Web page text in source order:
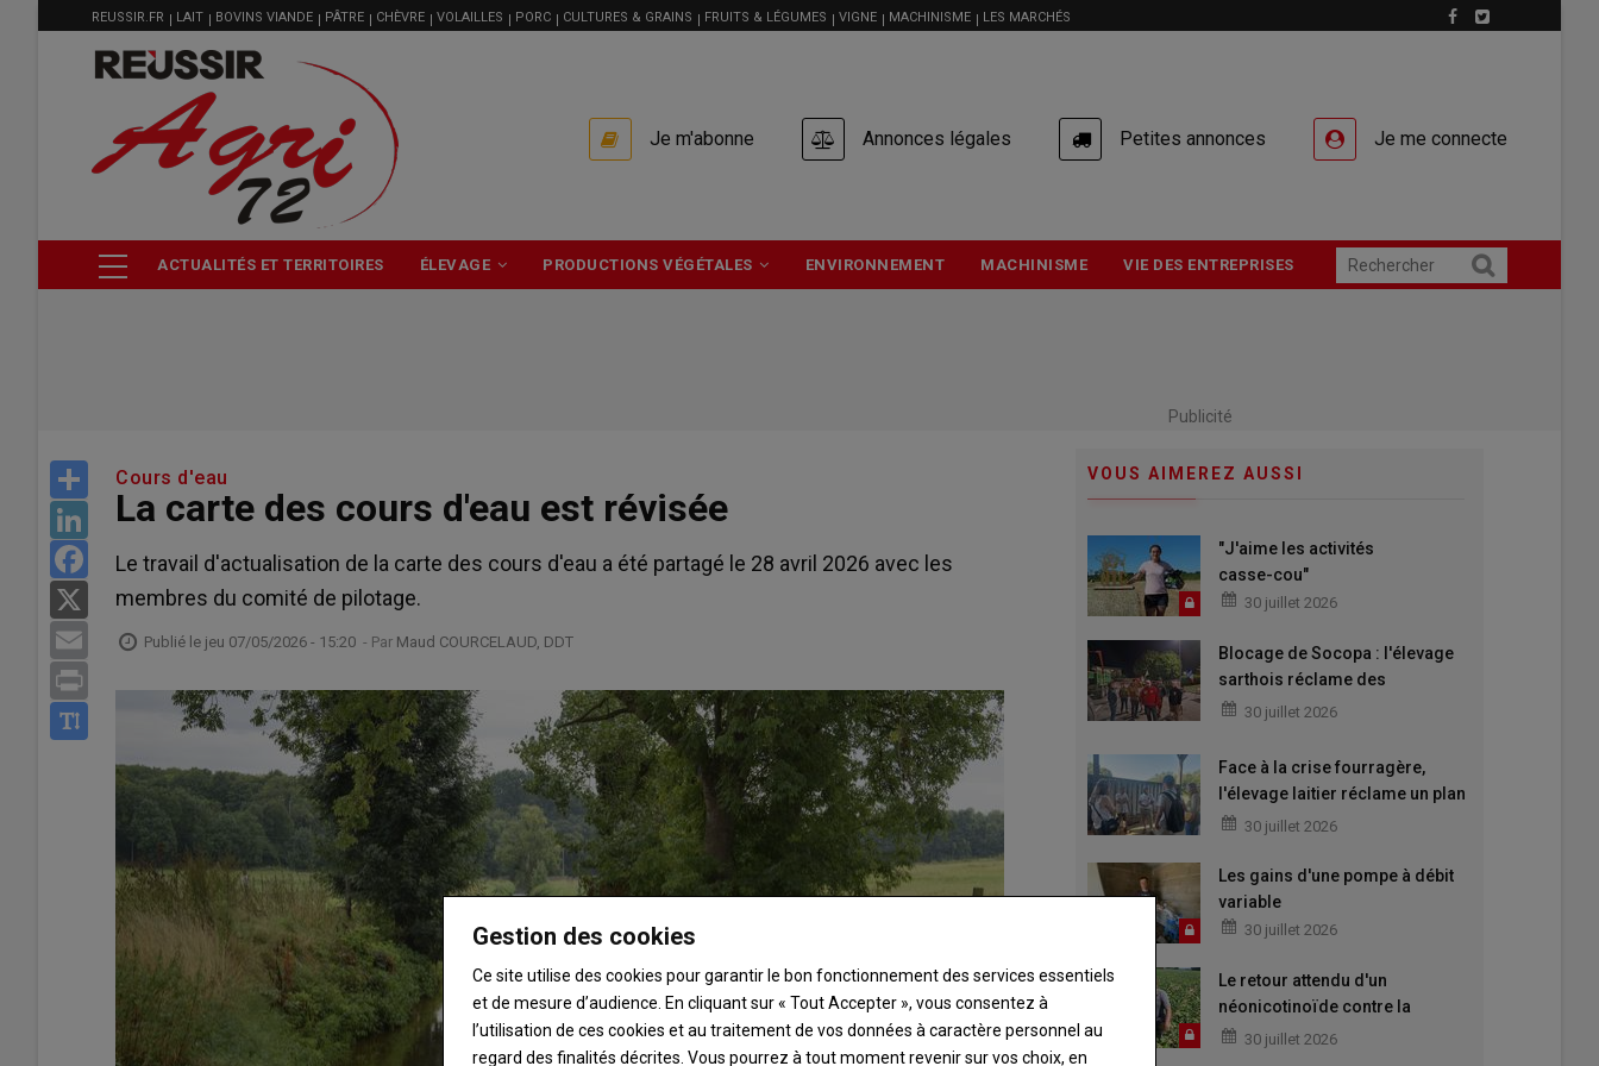
MENU
FILIÈRE
REUSSIR.FR LAIT BOVINS VIANDE PÂTRE CHÈVRE VOLAILLES PORC CULTURES & GRAINS FRUITS & LÉGUMES VIGNE MACHINISME LES MARCHÉS
USER
ACCOUNT
MENU
Je m'abonne Annonces légales Petites annonces Je me connecte
PRINCIPALEACTUALITÉS ET TERRITOIRES ÉLEVAGE PRODUCTIONS VÉGÉTALES ENVIRONNEMENT MACHINISME VIE DES ENTREPRISES
Publicité
Share
LinkedIn
Facebook
Email
Cours d'eau
La carte des cours d'eau est révisée
Le travail d'actualisation de la carte des cours d'eau a été partagé le 28 avril 2026 avec les
membres du comité de pilotage.
Publié le jeu 07/05/2026 - 15:20 - Par Maud COURCELAUD, DDT
VOUS AIMEREZ AUSSI
"J'aime les activités
casse-cou"
30 juillet 2026
Blocage de Socopa : l'élevage
sarthois réclame des
perspectives
30 juillet 2026
Face à la crise fourragère,
l'élevage laitier réclame un plan
d'urgence
30 juillet 2026
Les gains d'une pompe à débit
variable
30 juillet 2026
Le retour attendu d'un
néonicotinoïde contre la
jaunisse
30 juillet 2026
Gestion des cookies
Ce site utilise des cookies pour garantir le bon fonctionnement des services essentiels
et de mesure d’audience. En cliquant sur « Tout Accepter », vous consentez à
l’utilisation de ces cookies et au traitement de vos données à caractère personnel au
regard des finalités décrites. Vous pourrez à tout moment revenir sur vos choix, en